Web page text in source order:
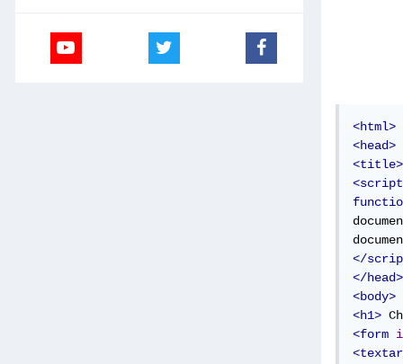
<html>
<head>
<title>
<script
</
</head>
<body>
<h1>
<form